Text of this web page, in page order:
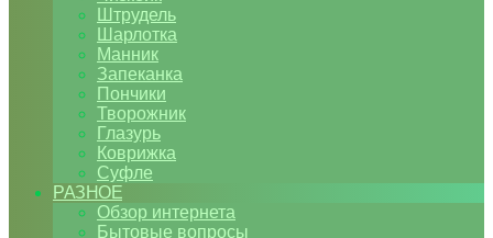
Штрудель
Шарлотка
Манник
Запеканка
Пончики
Творожник
Глазурь
Коврижка
Суфле
РАЗНОЕ
Обзор интернета
Бытовые вопросы